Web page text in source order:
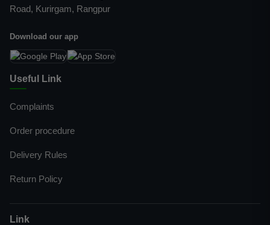
Road, Kurirgam, Rangpur
Download our app
Useful Link
Complaints
Order procedure
Delivery Rules
Return Policy
Link